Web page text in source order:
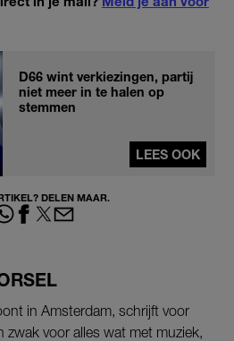
D66 wint verkiezingen, partij
niet meer in te halen op
stemmen
LEES OOK
DELEN MAAR.
in Amsterdam, schrijft voor
zwak voor alles wat met muziek,